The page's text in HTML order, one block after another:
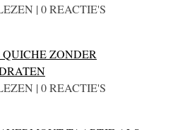
| 0 REACTIE'S
ZONDER
| 0 REACTIE'S